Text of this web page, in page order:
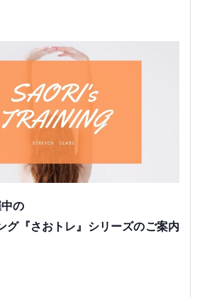
の
グ『さおトレ』シリーズのご案内